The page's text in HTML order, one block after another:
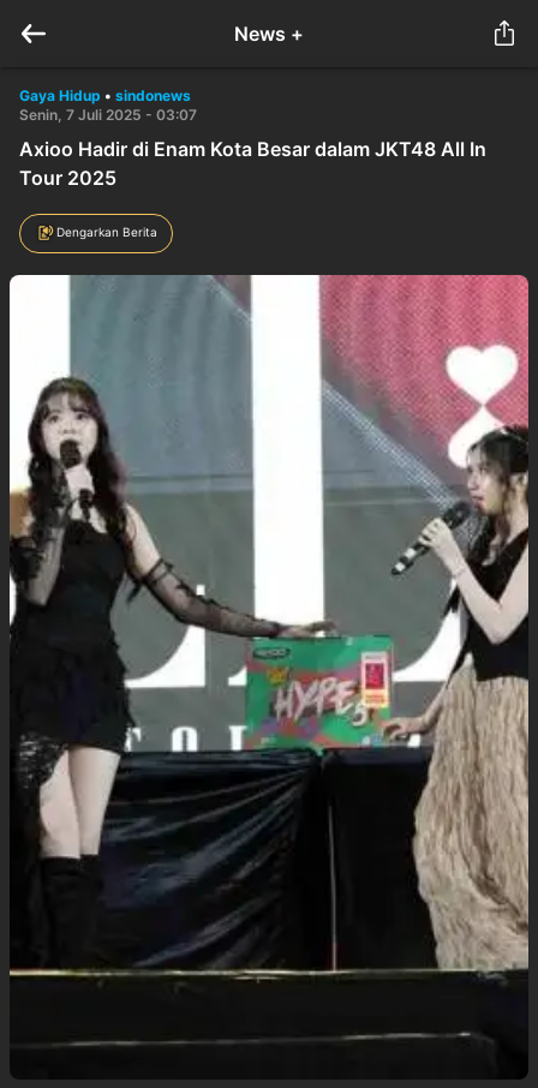
News +
Gaya Hidup • sindonews
Senin, 7 Juli 2025 - 03:07
Axioo Hadir di Enam Kota Besar dalam JKT48 All In
Tour 2025
Dengarkan Berita